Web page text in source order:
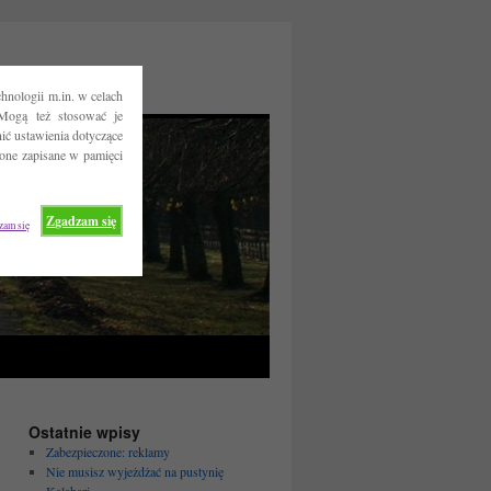
m.in. w celach
też stosować je
ustawienia dotyczące
zapisane w pamięci
Zgadzam się
się
Ostatnie wpisy
Zabezpieczone: reklamy
Nie musisz wyjeżdżać na pustynię